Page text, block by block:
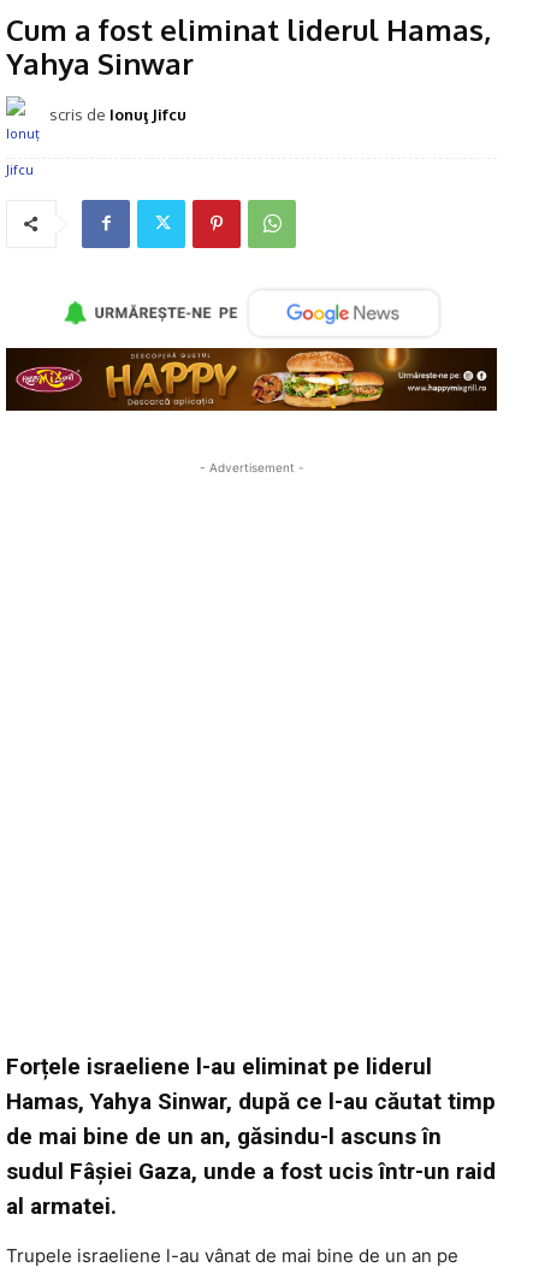
Cum a fost eliminat liderul Hamas,
Yahya Sinwar
scris de Ionuţ Jifcu
- Advertisement -
Forțele israeliene l-au eliminat pe liderul
Hamas, Yahya Sinwar, după ce l-au căutat timp
de mai bine de un an, găsindu-l ascuns în
sudul Fâșiei Gaza, unde a fost ucis într-un raid
al armatei.
Trupele israeliene l-au vânat de mai bine de un an pe